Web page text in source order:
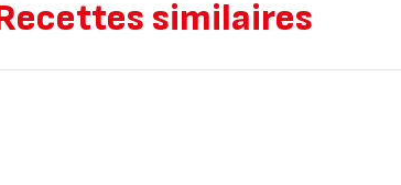
similaires